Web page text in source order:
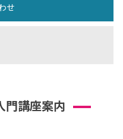
せ
門講座案内